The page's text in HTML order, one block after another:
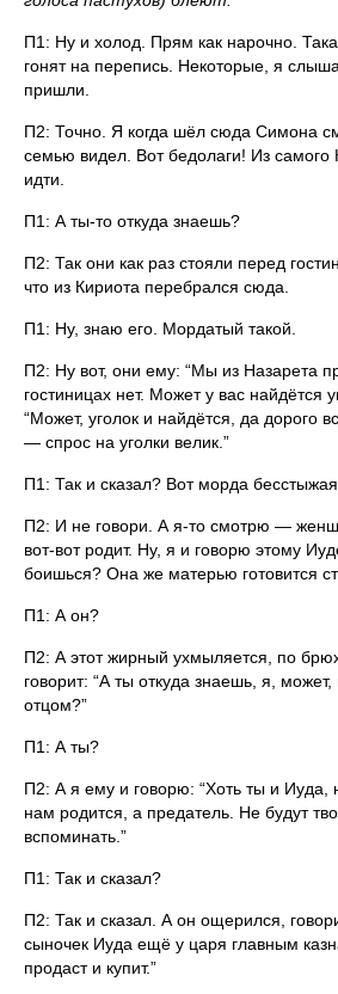
П1: Ну и холод. Прям как нарочно.
гонят на перепись. Некоторые, я
пришли.
П2: Точно. Я когда шёл сюда Симона
семью видел. Вот бедолаги! Из самого
идти.
П1: А ты-то откуда знаешь?
П2: Так они как раз стояли перед
что из Кириота перебрался сюда.
П1: Ну, знаю его. Мордатый такой.
П2: Ну вот, они ему: “Мы из Назарета
гостиницах нет. Может у вас найдётся
“Может, уголок и найдётся, да дорого
— спрос на уголки велик.”
П1: Так и сказал? Вот морда бесстыжая.
П2: И не говори. А я-то смотрю —
вот-вот родит. Ну, я и говорю этому
боишься? Она же матерью готовится
П1: А он?
П2: А этот жирный ухмыляется, по
говорит: “А ты откуда знаешь, я, может,
отцом?”
П1: А ты?
П2: А я ему и говорю: “Хоть ты и Иуда,
нам родится, а предатель. Не будут
вспоминать.”
П1: Так и сказал?
П2: Так и сказал. А он ощерился,
сыночек Иуда ещё у царя главным
продаст и купит.”